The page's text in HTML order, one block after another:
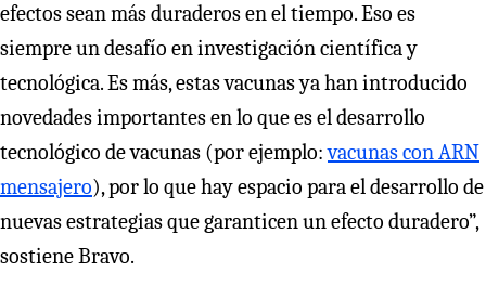
efectos sean más duraderos en el tiempo. Eso es
siempre un desafío en investigación científica y
tecnológica. Es más, estas vacunas ya han introducido
novedades importantes en lo que es el desarrollo
tecnológico de vacunas (por ejemplo:vacunas con ARN
mensajero), por lo que hay espacio para el desarrollo de
nuevas estrategias que garanticen un efecto duradero”,
sostiene Bravo.